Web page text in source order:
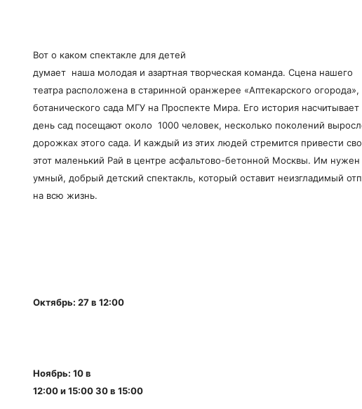
Вот о каком спектакле для детей
думает наша молодая и азартная творческая команда. Сцена нашего
театра расположена в старинной оранжерее «Аптекарского огорода»,
ботанического сада МГУ на Проспекте Мира. Его история насчитывает
день сад посещают около 1000 человек, несколько поколений
дорожках этого сада. И каждый из этих людей стремится привести
этот маленький Рай в центре асфальтово-бетонной Москвы. Им нужен
умный, добрый детский спектакль, который оставит неизгладимый
на всю жизнь.
Октябрь: 27 в 12:00
Ноябрь: 10 в
12:00 и 15:00 30 в 15:00